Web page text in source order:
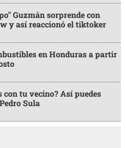
Guzmán sorprende con
y así reaccionó el tiktoker
en Honduras a partir
con tu vecino? Así puedes
Sula